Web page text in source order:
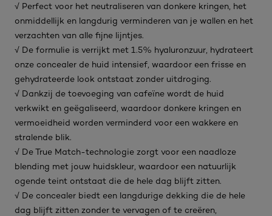
√ Perfect voor het neutraliseren van donkere kringen, het
onmiddellijk en langdurig verminderen van je wallen en het
verzachten van alle fijne lijntjes.
√ De formulie is verrijkt met 1.5% hyaluronzuur, hydrateert
onze concealer de huid intensief, waardoor een frisse en
gehydrateerde look ontstaat zonder uitdroging.
√ Dankzij de toevoeging van cafeïne wordt de huid
verkwikt en geëgaliseerd, waardoor donkere kringen en
vermoeidheid worden verminderd voor een wakkere en
stralende blik.
√ De True Match-technologie zorgt voor een naadloze
blending met jouw huidskleur, waardoor een natuurlijk
ogende teint ontstaat die de hele dag blijft zitten.
√ De concealer biedt een langdurige dekking die de hele
dag blijft zitten zonder te vervagen of te creëren,